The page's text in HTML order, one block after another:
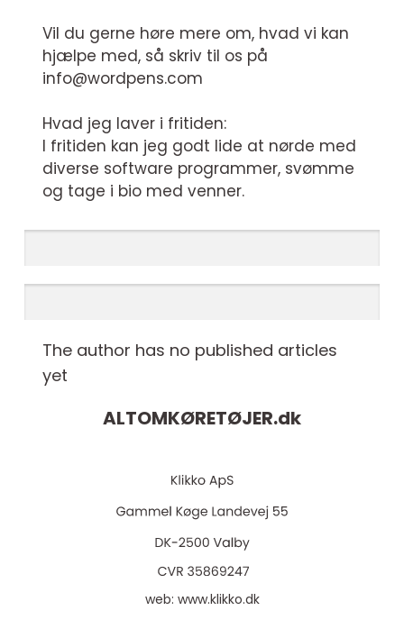
Vil du gerne høre mere om, hvad vi kan
hjælpe med, så skriv til os på
info@wordpens.com
Hvad jeg laver i fritiden:
I fritiden kan jeg godt lide at nørde med
diverse software programmer, svømme
og tage i bio med venner.
The author has no published articles
yet
ALTOMKØRETØJER.dk
web: www.klikko.dk